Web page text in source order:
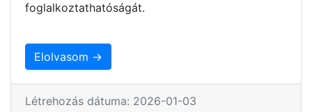
foglalkoztathatóságát.
Elolvasom →
Létrehozás dátuma: 2026-01-03